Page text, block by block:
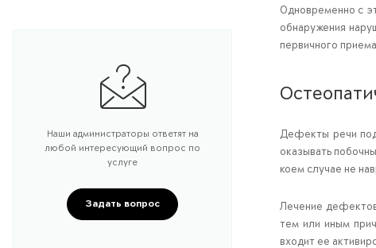
Наши администраторы ответят на
любой интересующий вопрос по
услуге
Задать вопрос
Одновременно с
обнаружения
первичного
Дефекты речи
оказывать
коем случае не
Лечение
тем или иным
входит ее